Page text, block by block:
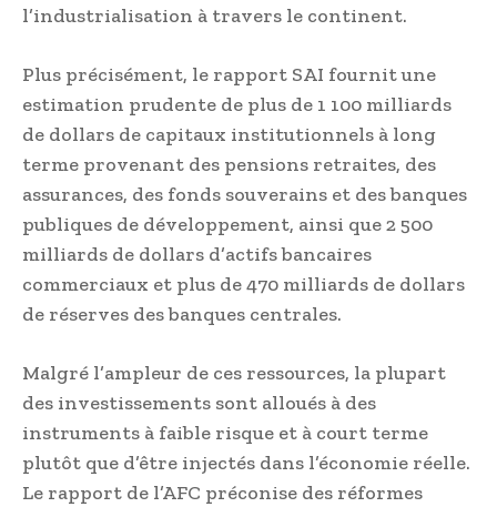
l’industrialisation à travers le continent.
Plus précisément, le rapport SAI fournit une
estimation prudente de plus de 1 100 milliards
de dollars de capitaux institutionnels à long
terme provenant des pensions retraites, des
assurances, des fonds souverains et des banques
publiques de développement, ainsi que 2 500
milliards de dollars d’actifs bancaires
commerciaux et plus de 470 milliards de dollars
de réserves des banques centrales.
Malgré l’ampleur de ces ressources, la plupart
des investissements sont alloués à des
instruments à faible risque et à court terme
plutôt que d’être injectés dans l’économie réelle.
Le rapport de l’AFC préconise des réformes